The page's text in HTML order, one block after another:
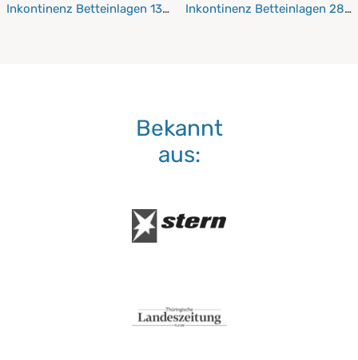
Inkontinenz Betteinlagen 130x200 cmInkontinenz Betteinlagen
Bekannt
aus: